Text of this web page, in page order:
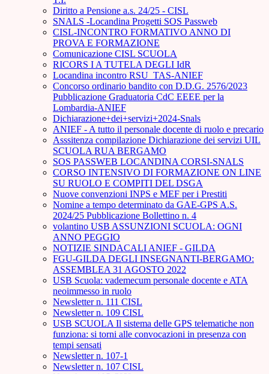
Diritto a Pensione a.s. 24/25 - CISL
SNALS -Locandina Progetti SOS Passweb
CISL-INCONTRO FORMATIVO ANNO DI
PROVA E FORMAZIONE
Comunicazione CISL SCUOLA
RICORS I A TUTELA DEGLI IdR
Locandina incontro RSU_TAS-ANIEF
Concorso ordinario bandito con D.D.G. 2576/2023
Pubblicazione Graduatoria CdC EEEE per la
Lombardia-ANIEF
Dichiarazione+dei+servizi+2024-Snals
ANIEF - A tutto il personale docente di ruolo e precario
Asssitenza compilazione Dichiarazione dei servizi UIL
SCUOLA RUA BERGAMO
SOS PASSWEB LOCANDINA CORSI-SNALS
CORSO INTENSIVO DI FORMAZIONE ON LINE
SU RUOLO E COMPITI DEL DSGA
Nuove convenzioni INPS e MEF per i Prestiti
Nomine a tempo determinato da GAE-GPS A.S.
2024/25 Pubblicazione Bollettino n. 4
volantino USB ASSUNZIONI SCUOLA: OGNI
ANNO PEGGIO
NOTIZIE SINDACALI ANIEF - GILDA
FGU-GILDA DEGLI INSEGNANTI-BERGAMO:
ASSEMBLEA 31 AGOSTO 2022
USB Scuola: vademecum personale docente e ATA
neoimmesso in ruolo
Newsletter n. 111 CISL
Newsletter n. 109 CISL
USB SCUOLA Il sistema delle GPS telematiche non
funziona: si torni alle convocazioni in presenza con
tempi sensati
Newsletter n. 107-1
Newsletter n. 107 CISL